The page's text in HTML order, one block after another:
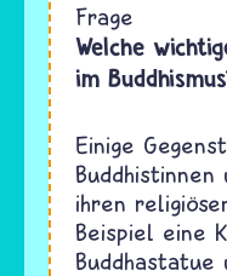
Frage
Welche
im
Einige
Buddhistinnen
ihren
Beispiel eine